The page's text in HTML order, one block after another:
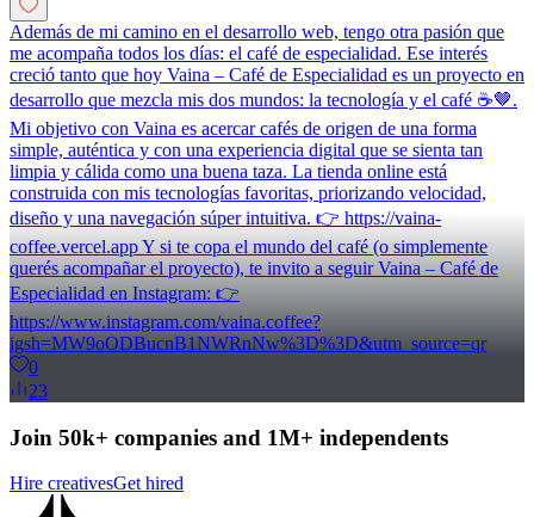
Además de mi camino en el desarrollo web, tengo otra pasión que
me acompaña todos los días: el café de especialidad. Ese interés
creció tanto que hoy Vaina – Café de Especialidad es un proyecto en
desarrollo que mezcla mis dos mundos: la tecnología y el café ☕️🤎.
Mi objetivo con Vaina es acercar cafés de origen de una forma
simple, auténtica y con una experiencia digital que se sienta tan
limpia y cálida como una buena taza. La tienda online está
construida con mis tecnologías favoritas, priorizando velocidad,
diseño y una navegación súper intuitiva. 👉 https://vaina-
coffee.vercel.app Y si te copa el mundo del café (o simplemente
querés acompañar el proyecto), te invito a seguir Vaina – Café de
Especialidad en Instagram: 👉
https://www.instagram.com/vaina.coffee?
igsh=MW9oODBucnB1NWRnNw%3D%3D&utm_source=qr
0
23
Join 50k+ companies and 1M+ independents
Hire creativesGet hired